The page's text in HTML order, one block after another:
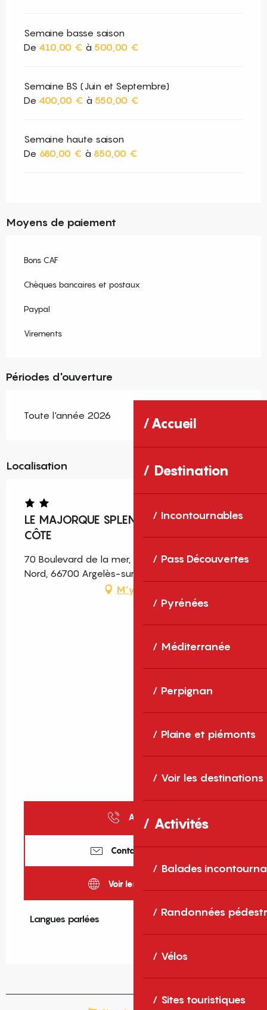
Accueil
Destination
Incontournables
Pass Découvertes
Pyrénées
Méditerranée
Perpignan
Plaine et piémonts
Voir les destinations
Activités
Balades
Randonnées
Vélos
Sites touristiques
Semaine basse saison
De 410,00 € à 500,00 €
Semaine BS (Juin et Septembre)
De 400,00 € à 550,00 €
Semaine haute saison
De 680,00 € à 850,00 €
Moyens de paiement
Bons CAF
Chèques bancaires et postaux
Paypal
Virements
Périodes d'ouverture
Toute l'année 2026
Localisation
LE MAJORQUE SPLENDIDE VUE MER ET
CÔTE
70 Boulevard de la mer, Le Majorque, Plage-
Nord, 66700 Argelès-sur-Mer
M'y rendre
Appeler
Contactez-nous
Voir les sites web
Langues parlées
Langues parlées